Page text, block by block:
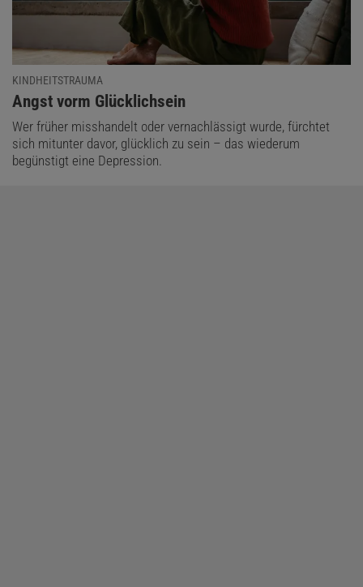
KINDHEITSTRAUMA
:
Angst vorm Glücklichsein
Wer früher misshandelt oder vernachlässigt wurde, fürchtet
sich mitunter davor, glücklich zu sein – das wiederum
begünstigt eine Depression.